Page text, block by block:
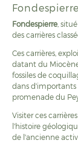
Fondespierre
Fondespierre,
des carrières
Ces carrières,
datant du
fossiles de
dans
promenade du
Visiter ces
l'histoire
de l'ancienne